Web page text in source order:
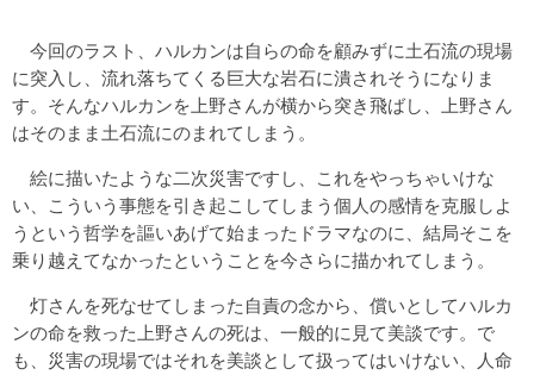
今回のラスト、ハルカンは自らの命を顧みずに土石流の現場
に突入し、流れ落ちてくる巨大な岩石に潰されそうになりま
す。そんなハルカンを上野さんが横から突き飛ばし、上野さん
はそのまま土石流にのまれてしまう。
絵に描いたような二次災害ですし、これをやっちゃいけな
い、こういう事態を引き起こしてしまう個人の感情を克服しよ
うという哲学を謳いあげて始まったドラマなのに、結局そこを
乗り越えてなかったということを今さらに描かれてしまう。
灯さんを死なせてしまった自責の念から、償いとしてハルカ
ンの命を救った上野さんの死は、一般的に見て美談です。で
も、災害の現場ではそれを美談として扱ってはいけない、人命